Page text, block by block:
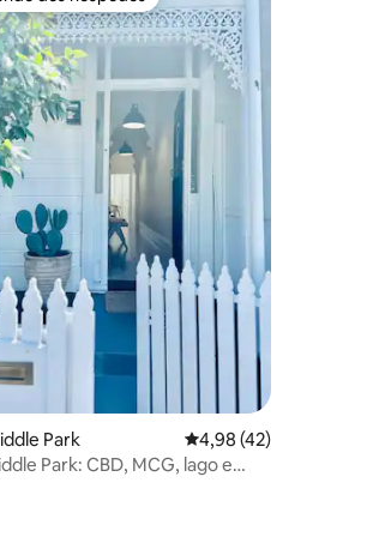
de 5, 80 avaliações
melhores preferidos dos hóspedes
Park 4,98 de uma
4,98 (42)
CBD, MCG, lago e